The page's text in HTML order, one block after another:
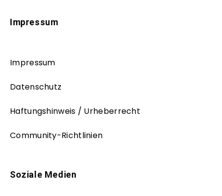
Impressum
Impressum
Datenschutz
Haftungshinweis / Urheberrecht
Community-Richtlinien
Soziale Medien